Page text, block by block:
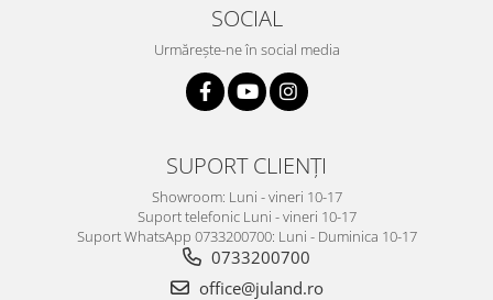
SOCIAL
Urmărește-ne în social media
SUPORT CLIENȚI
Showroom: Luni - vineri 10-17
Suport telefonic Luni - vineri 10-17
Suport WhatsApp 0733200700: Luni - Duminica 10-17
0733200700
office@juland.ro